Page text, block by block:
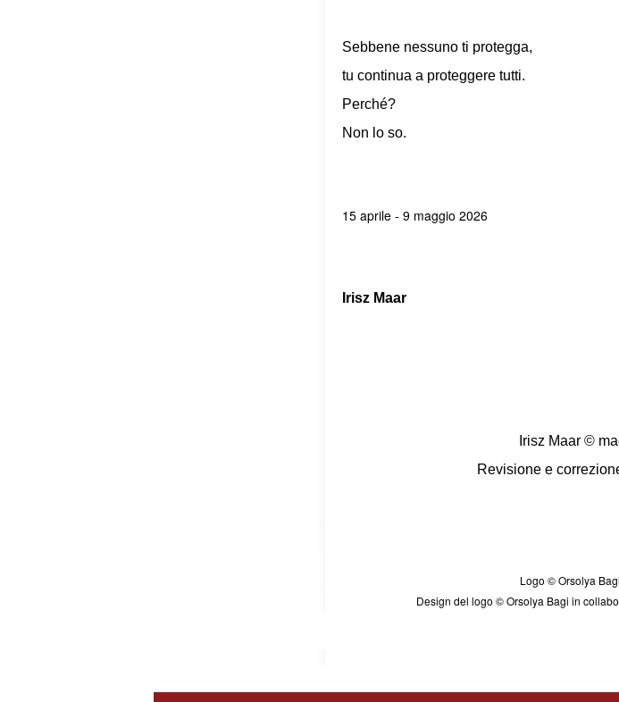
Sebbene nessuno ti protegga,
tu continua a proteggere tutti.
Perché?
Non lo so.
15 aprile - 9 maggio 2026
Irisz Maar
Irisz Maar ©
Revisione e
Logo © Orsolya
Design del logo © Orsolya Bagi in